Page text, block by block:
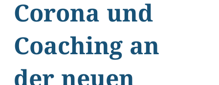
Corona und
Coaching an